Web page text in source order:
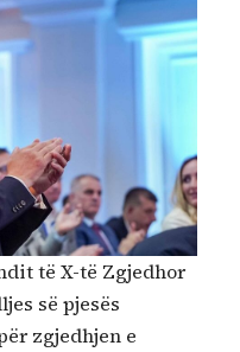
të X-të Zgjedhor
së pjesës
zgjedhjen e